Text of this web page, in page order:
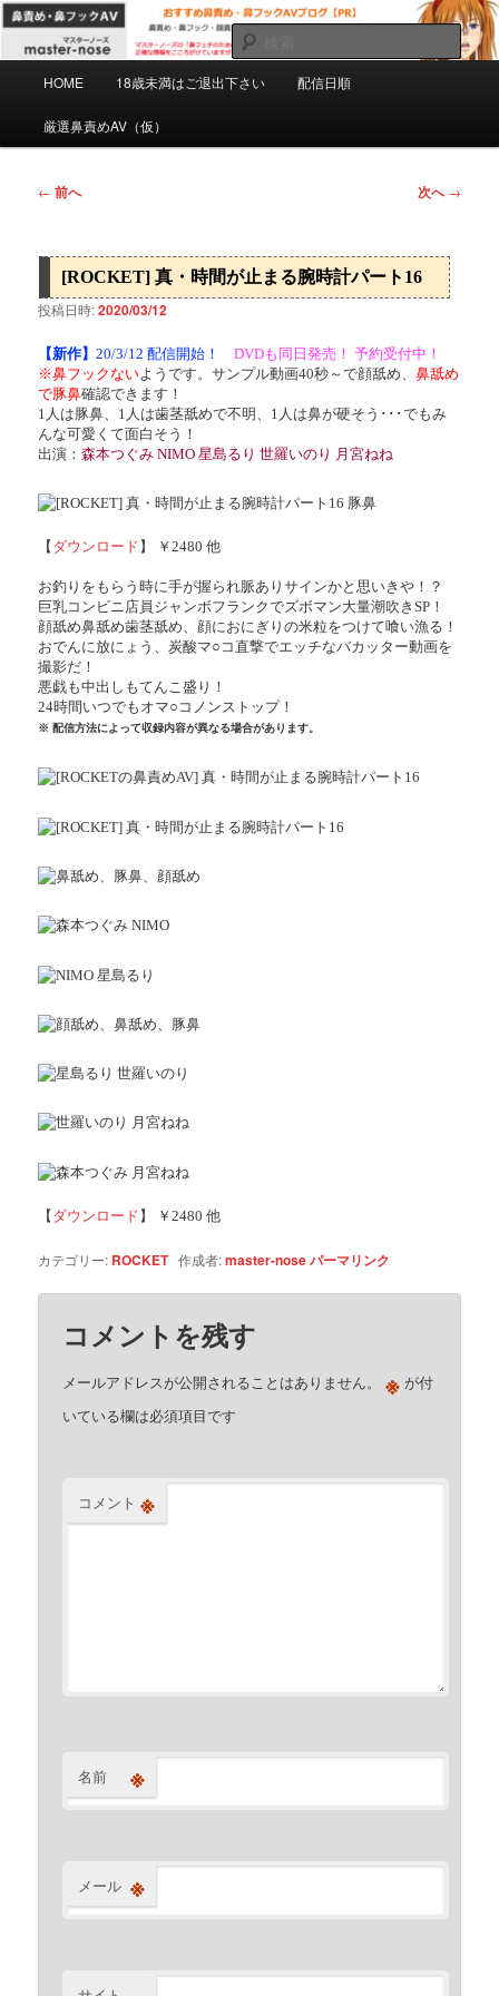
メ
イ
ン
ン
おすすめ鼻責め・鼻フックAVブログ
【PR】
マスターノーズの鼻フェチのための鼻責め・鼻フックAVを紹介するPRブロ
グです。正確な情報をこころがけていますがミスもあると思います。自己責
任で慎重にご購入下さい。
検
索
HOME 18歳未満はご退出下さい 配信日順
厳選鼻責めAV（仮）
投
ビ
ー
ョ
ン
← 前へ 次へ→
[ROCKET] 真・時間が止まる腕時計パート16
投稿日時:2020/03/12
【新作】20/3/12 配信開始！
DVDも同日発売！ 予約受付中！
※鼻フックないようです。サンプル動画40秒～で顔舐め、鼻舐め
で豚鼻確認できます！
1人は豚鼻、1人は歯茎舐めで不明、1人は鼻が硬そう･･･でもみ
んな可愛くて面白そう！
出演：森本つぐみ NIMO 星島るり 世羅いのり 月宮ねね
【 ダウンロード 】 ￥2480 他
お釣りをもらう時に手が握られ脈ありサインかと思いきや！？
巨乳コンビニ店員ジャンボフランクでズボマン大量潮吹きSP！
顔舐め鼻舐め歯茎舐め、顔におにぎりの米粒をつけて喰い漁る！
おでんに放にょう、炭酸マ○コ直撃でエッチなバカッター動画を
撮影だ！
悪戯も中出しもてんこ盛り！
24時間いつでもオマ○コノンストップ！
※ 配信方法によって収録内容が異なる場合があります。
【 ダウンロード 】 ￥2480 他
カテゴリー: ROCKET作成者:master-noseパーマリンク
コメントを残す
メールアドレスが公開されることはありません。 ※ が付
いている欄は必須項目です
コメント ※
名前 ※
メール ※